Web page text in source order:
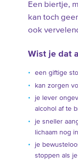
Een biertje,
kan toch
ook
Wist je dat
een giftige
kan zorgen
je lever
alcohol af te
je sneller
lichaam nog
je
stoppen als